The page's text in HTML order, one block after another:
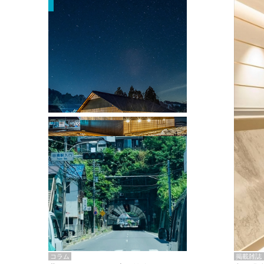
掲載雑誌
掲載雑誌・書籍
『街歩き研修「アールデコとモダニズ
ム、和風バロック」』のレポート記事が
掲載
コラム